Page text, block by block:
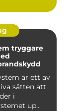
är ett av
sätten att
i
up...